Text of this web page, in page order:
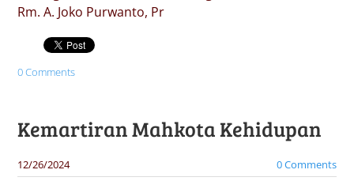
Rm. A. Joko Purwanto, Pr
0 Comments
Kemartiran Mahkota Kehidupan
12/26/2024 0 Comments